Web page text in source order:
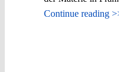
Continue reading